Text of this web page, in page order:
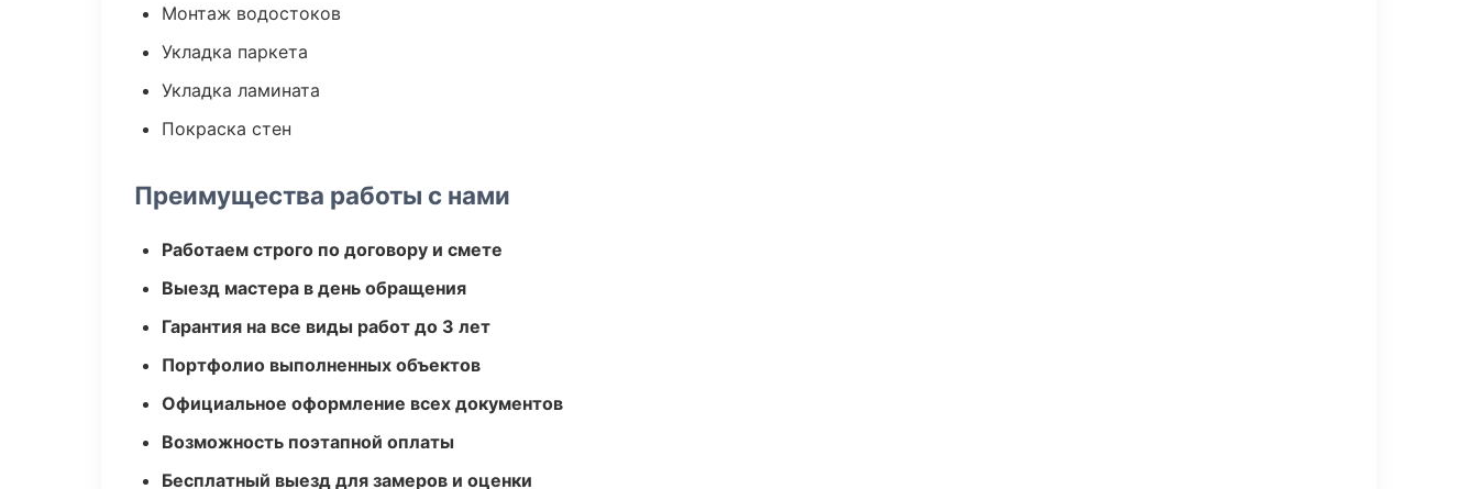
Монтаж водостоков
Укладка паркета
Укладка ламината
Покраска стен
Преимущества работы с нами
Работаем строго по договору и смете
Выезд мастера в день обращения
Гарантия на все виды работ до 3 лет
Портфолио выполненных объектов
Официальное оформление всех документов
Возможность поэтапной оплаты
Бесплатный выезд для замеров и оценки